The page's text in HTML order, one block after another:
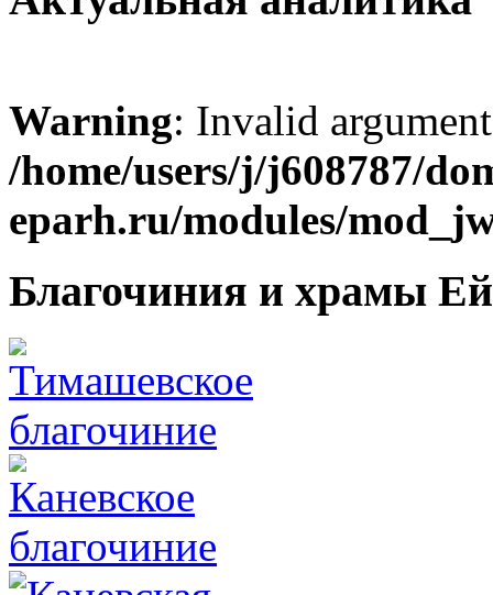
Warning: Invalid
/home/users/j/j608787/
eparh.ru/modules/
Благочиния и храмы